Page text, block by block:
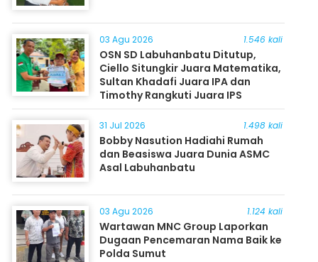
03 Agu 2026 1.546 kali
OSN SD Labuhanbatu Ditutup,
Ciello Situngkir Juara Matematika,
Sultan Khadafi Juara IPA dan
Timothy Rangkuti Juara IPS
31 Jul 2026 1.498 kali
Bobby Nasution Hadiahi Rumah
dan Beasiswa Juara Dunia ASMC
Asal Labuhanbatu
03 Agu 2026 1.124 kali
Wartawan MNC Group Laporkan
Dugaan Pencemaran Nama Baik ke
Polda Sumut